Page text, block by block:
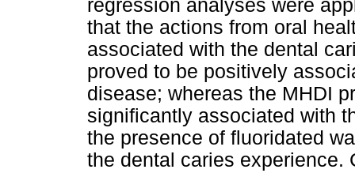
regression analyses were
that the actions from oral
associated with the dental
proved to be positively
disease; whereas the MHDI
significantly associated with
the presence of fluoridated
the dental caries experience.